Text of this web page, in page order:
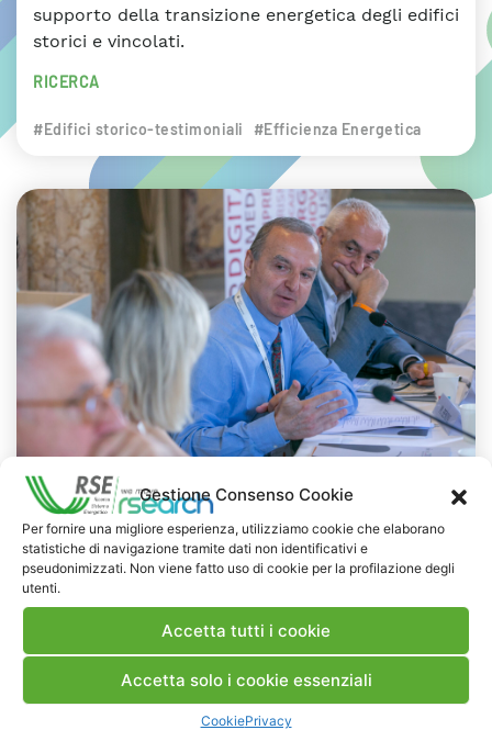
Gestione Consenso Cookie
Per fornire una migliore esperienza, utilizziamo cookie che elaborano
statistiche di navigazione tramite dati non identificativi e
pseudonimizzati. Non viene fatto uso di cookie per la profilazione degli
utenti.
Accetta tutti i cookie
Accetta solo i cookie essenziali
CookiePrivacy
supporto della transizione energetica degli edifici
storici e vincolati.
RICERCA
#Edifici storico-testimoniali #Efficienza Energetica
NEWS
29 LUGLIO 2026
Presentazione del Rapporto Innov-E
RSE è intervenuta sul tema dell’innovazione
energetica nell’ambito del convegno targato I-